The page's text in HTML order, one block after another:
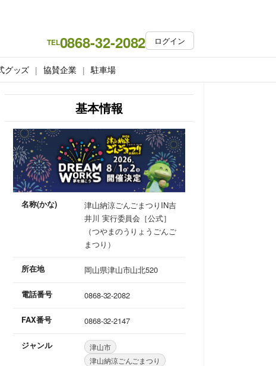
TEL0868-32-2082 ログイン
グッズ 協賛企業 駐車場
基本情報
名称(かな)
津山納涼ごんごまつりIN吉
井川 実行委員会［公式］
（つやまのうりょうごんご
まつり）
所在地 岡山県津山市山北520
電話番号 0868-32-2082
FAX番号 0868-32-2147
ジャンル
津山市
津山納涼ごんごまつり